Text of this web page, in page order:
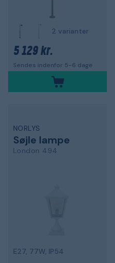
2 varianter
5 129 kr.
Sendes indenfor 5-6 dage
NORLYS
Søjle lampe
London 494
E27, 77W, IP54